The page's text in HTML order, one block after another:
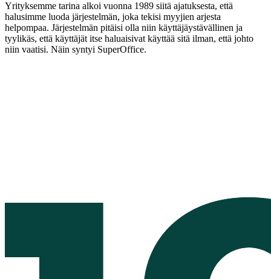
Yrityksemme tarina alkoi vuonna 1989 siitä ajatuksesta, että
halusimme luoda järjestelmän, joka tekisi myyjien arjesta
helpompaa. Järjestelmän pitäisi olla niin käyttäjäystävällinen ja
tyylikäs, että käyttäjät itse haluaisivat käyttää sitä ilman, että johto
niin vaatisi. Näin syntyi SuperOffice.